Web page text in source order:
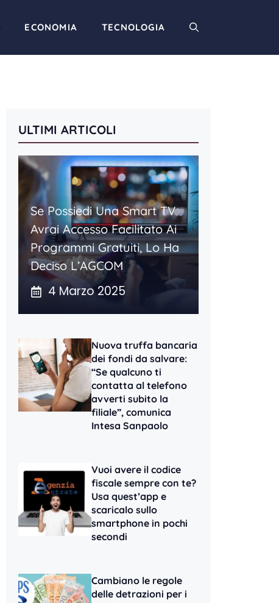
ECONOMIA TECNOLOGIA
ULTIMI ARTICOLI
Se Possiedi Una Smart TV
Avrai Accesso Facilitato Ai
Programmi Gratuiti, Lo Ha
Deciso L’AGCOM
4 Marzo 2025
Nuova truffa bancaria
dei fondi da salvare:
“Se qualcuno ti
contatta al telefono
avverti subito la
filiale”, comunica
Intesa Sanpaolo
Vuoi avere il codice
fiscale sempre con te?
Usa quest’app e
scaricalo sullo
smartphone in pochi
secondi
Cambiano le regole
delle detrazioni per i